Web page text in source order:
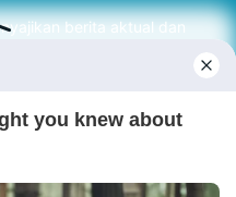
berita aktual dan
sumber yang tepat.